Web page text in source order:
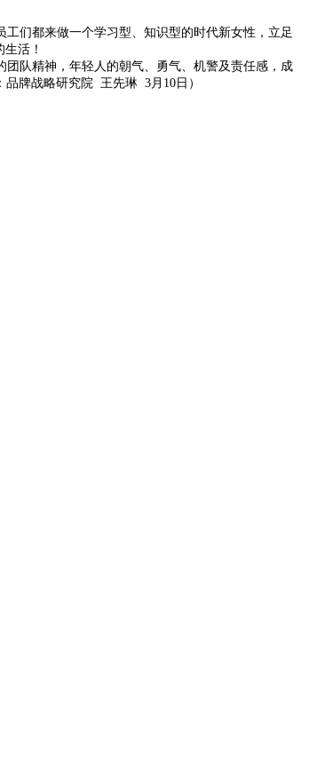
们都来做一个学习型、知识型的时代新女性，立足
活！
队精神，年轻人的朝气、勇气、机警及责任感，成
品牌战略研究院 王先琳 3 月 10 日）